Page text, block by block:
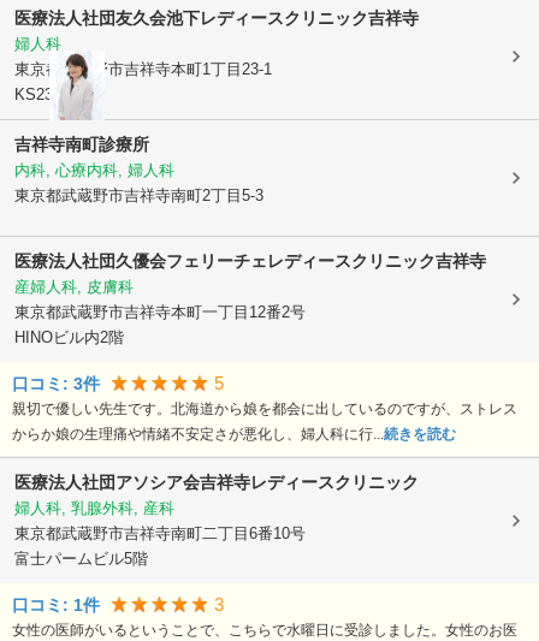
医療法人社団友久会池下レディースクリニック吉祥寺
婦人科
東京都武蔵野市吉祥寺本町1丁目23-1
KS23ビル
吉祥寺南町診療所
内科, 心療内科, 婦人科
東京都武蔵野市吉祥寺南町2丁目5-3
医療法人社団久優会フェリーチェレディースクリニック吉祥寺
産婦人科, 皮膚科
東京都武蔵野市吉祥寺本町一丁目12番2号
HINOビル内2階
口コミ: 3件 5
親切で優しい先生です。北海道から娘を都会に出しているのですが、ストレス
からか娘の生理痛や情緒不安定さが悪化し、婦人科に行...続きを読む
医療法人社団アソシア会吉祥寺レディースクリニック
婦人科, 乳腺外科, 産科
東京都武蔵野市吉祥寺南町二丁目6番10号
富士パームビル5階
口コミ: 1件 3
女性の医師がいるということで、こちらで水曜日に受診しました。女性のお医